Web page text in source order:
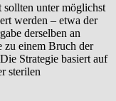
sollten unter möglichst
werden – etwa der
derselben an
zu einem Bruch der
Strategie basiert auf
sterilen